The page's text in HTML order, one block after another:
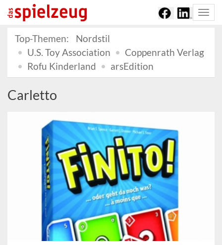
Top-Themen:
Nordstil
U.S. Toy Association
Coppenrath Verlag
Rofu Kinderland
arsEdition
Carletto